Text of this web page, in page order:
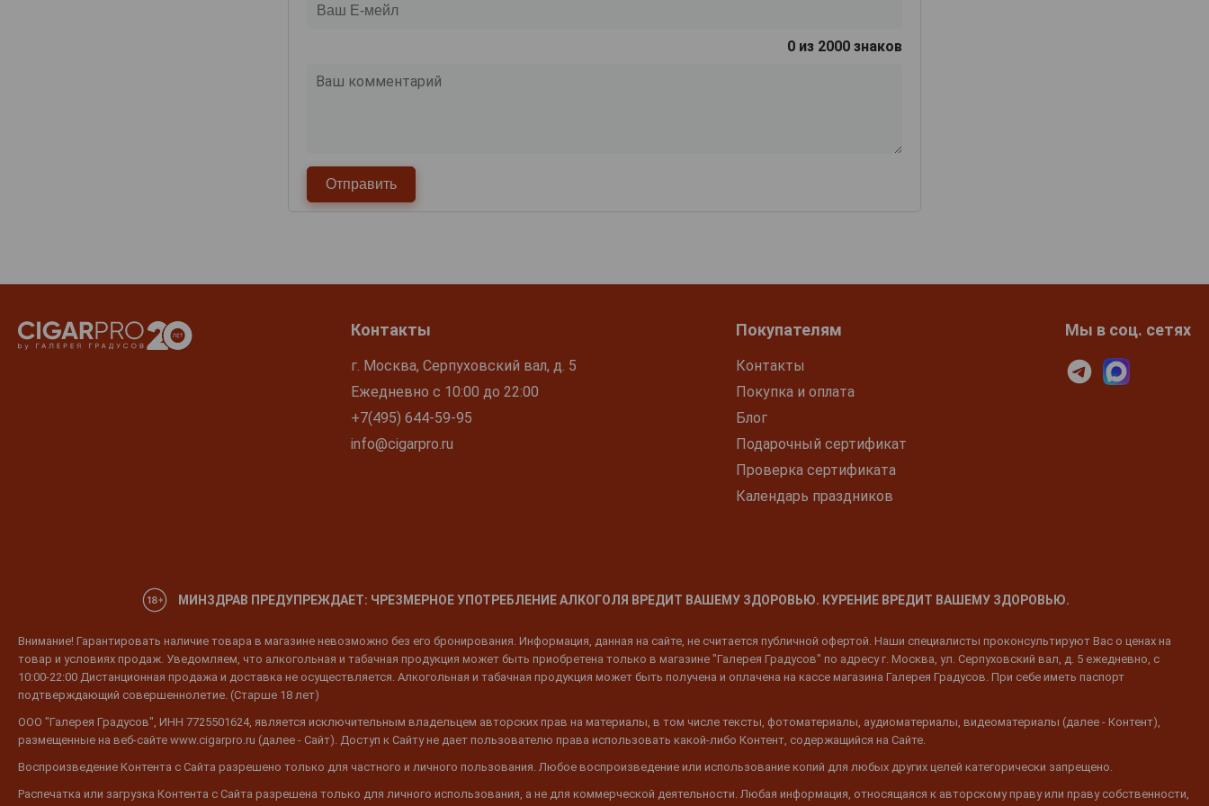
0 из 2000 знаков
Контакты
г. Москва, Серпуховский вал, д. 5
Ежедневно с 10:00 до 22:00
+7(495) 644-59-95
info@cigarpro.ru
Покупателям
Контакты
Покупка и оплата
Блог
Подарочный сертификат
Проверка сертификата
Календарь праздников
Мы в соц. сетях
МИНЗДРАВ ПРЕДУПРЕЖДАЕТ: ЧРЕЗМЕРНОЕ УПОТРЕБЛЕНИЕ АЛКОГОЛЯ ВРЕДИТ ВАШЕМУ ЗДОРОВЬЮ. КУРЕНИЕ ВРЕДИТ ВАШЕМУ ЗДОРОВЬЮ.
Внимание! Гарантировать наличие товара в магазине невозможно без его бронирования. Информация, данная на сайте, не считается публичной офертой. Наши специалисты проконсультируют Вас о ценах на
товар и условиях продаж. Уведомляем, что алкогольная и табачная продукция может быть приобретена только в магазине "Галерея Градусов" по адресу г. Москва, ул. Серпуховский вал, д. 5 ежедневно, с
10:00-22:00 Дистанционная продажа и доставка не осуществляется. Алкогольная и табачная продукция может быть получена и оплачена на кассе магазина Галерея Градусов. При себе иметь паспорт
подтверждающий совершеннолетие. (Старше 18 лет)
ООО "Галерея Градусов", ИНН 7725501624, является исключительным владельцем авторских прав на материалы, в том числе тексты, фотоматериалы, аудиоматериалы, видеоматериалы (далее - Контент),
размещенные на веб-сайте www.cigarpro.ru (далее - Сайт). Доступ к Сайту не дает пользователю права использовать какой-либо Контент, содержащийся на Сайте.
Воспроизведение Контента с Сайта разрешено только для частного и личного пользования. Любое воспроизведение или использование копий для любых других целей категорически запрещено.
Распечатка или загрузка Контента с Сайта разрешена только для личного использования, а не для коммерческой деятельности. Любая информация, относящаяся к авторскому праву или праву собственности,